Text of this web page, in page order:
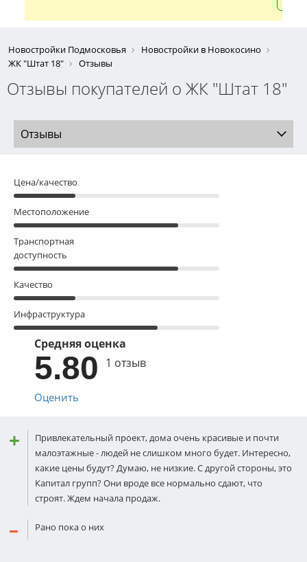
Новостройки Подмосковья
Новостройки в Новокосино
ЖК "Штат 18"
Отзывы
Отзывы покупателей о ЖК "Штат 18"
Отзывы
Цена/качество
Местоположение
Транспортная
доступность
Качество
Инфраструктура
Средняя оценка
5.80 1 отзыв
Оценить
Привлекательный проект, дома очень красивые и почти
малоэтажные - людей не слишком много будет. Интересно,
какие цены будут? Думаю, не низкие. С другой стороны, это
Капитал групп? Они вроде все нормально сдают, что
строят. Ждем начала продаж.
Рано пока о них